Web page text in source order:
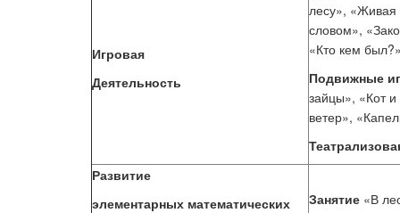
Игровая
Деятельность
лесу», «Живая
словом»,
«Кто кем
Подвижные
зайцы», «Кот
ветер»,
Развитие
элементарных математических
Занятие «В